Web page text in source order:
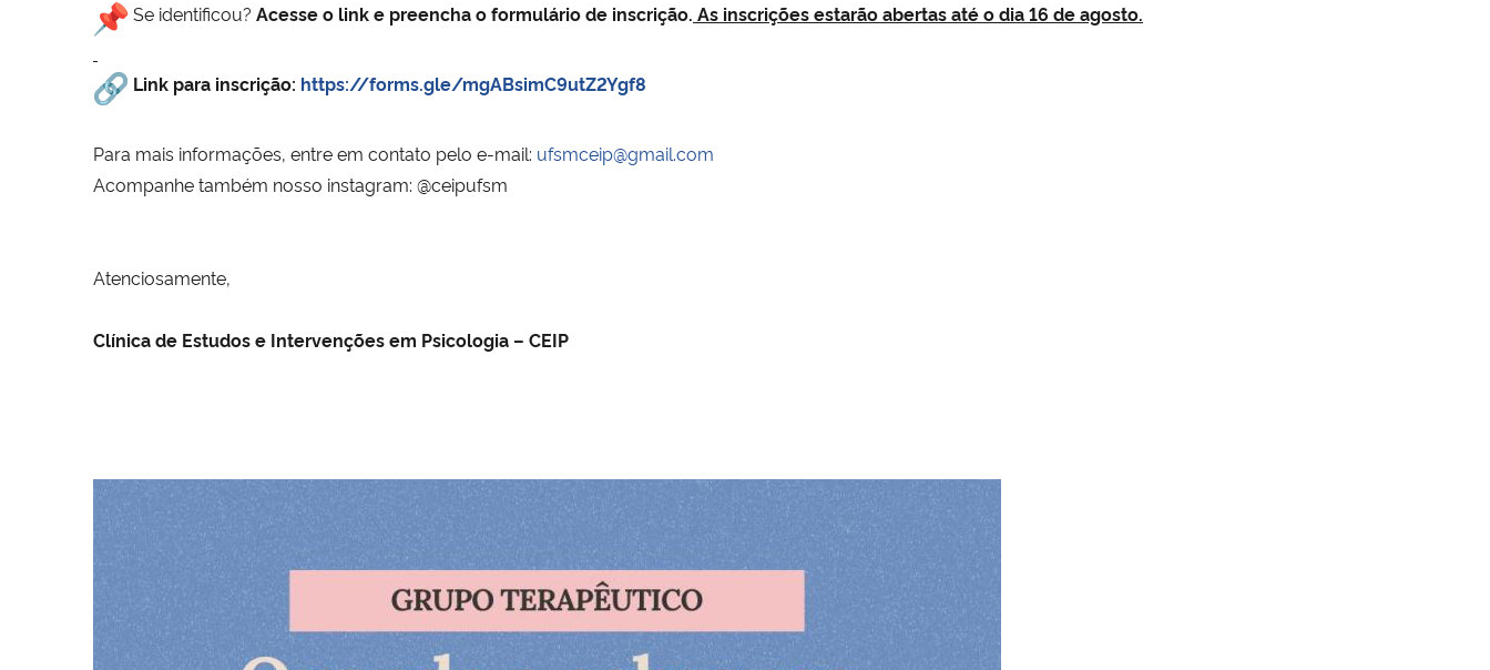
Se identificou? Acesse o link e preencha o formulário de inscrição. As inscrições estarão abertas até o dia 16 de agosto.
Link para inscrição: https://forms.gle/mgABsimC9utZ2Ygf8
Para mais informações, entre em contato pelo e-mail: ufsmceip@gmail.com
Acompanhe também nosso instagram: @ceipufsm
Atenciosamente,
Clínica de Estudos e Intervenções em Psicologia – CEIP